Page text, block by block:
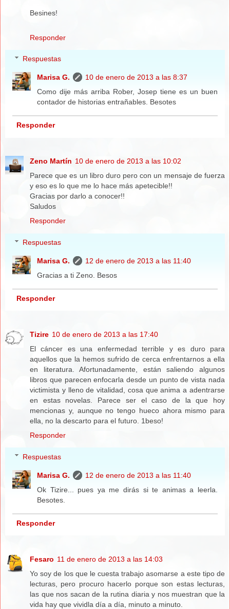
Besines!
Responder
Respuestas
Marisa G.
10 de enero de 2013 a las 8:37
Como dije más arriba Rober, Josep tiene es un buen
contador de historias entrañables. Besotes
Responder
Zeno Martín 10 de enero de 2013 a las 10:02
Parece que es un libro duro pero con un mensaje de fuerza
y eso es lo que me lo hace más apetecible!!
Gracias por darlo a conocer!!
Saludos
Responder
Respuestas
Marisa G.
12 de enero de 2013 a las 11:40
Gracias a ti Zeno. Besos
Responder
Tizire 10 de enero de 2013 a las 17:40
El cáncer es una enfermedad terrible y es duro para
aquellos que la hemos sufrido de cerca enfrentarnos a ella
en literatura. Afortunadamente, están saliendo algunos
libros que parecen enfocarla desde un punto de vista nada
victimista y lleno de vitalidad, cosa que anima a adentrarse
en estas novelas. Parece ser el caso de la que hoy
mencionas y, aunque no tengo hueco ahora mismo para
ella, no la descarto para el futuro. 1beso!
Responder
Respuestas
Marisa G.
12 de enero de 2013 a las 11:40
Ok Tizire... pues ya me dirás si te animas a leerla.
Besotes.
Responder
Fesaro 11 de enero de 2013 a las 14:03
Yo soy de los que le cuesta trabajo asomarse a este tipo de
lecturas, pero procuro hacerlo porque son estas lecturas,
las que nos sacan de la rutina diaria y nos muestran que la
vida hay que vividla día a día, minuto a minuto.